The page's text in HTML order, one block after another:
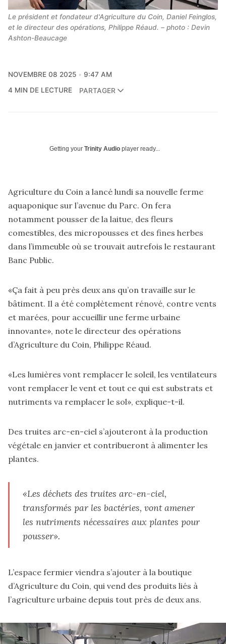
Le président et fondateur d'Agriculture du Coin, Daniel Feinglos,
et le directeur des opérations, Philippe Réaud. – photo : Devin
Ashton-Beaucage
NOVEMBRE 08 2025
9:47 AM
4 MIN DE LECTURE
PARTAGER
Getting your Trinity Audio player ready...
Agriculture du Coin a lancé lundi sa nouvelle ferme
aquaponique sur l’avenue du Parc. On fera
notamment pousser de la laitue, des fleurs
comestibles, des micropousses et des fines herbes
dans l’immeuble où se trouvait autrefois le restaurant
Banc Public.
«Ça fait à peu près deux ans qu’on travaille sur le
bâtiment. Il a été complètement rénové, contre vents
et marées, pour accueillir une ferme urbaine
innovante», note le directeur des opérations
d’Agriculture du Coin, Philippe Réaud.
«Les lumières vont remplacer le soleil, les ventilateurs
vont remplacer le vent et tout ce qui est substrats et
nutriments va remplacer le sol», explique-t-il.
Des truites arc-en-ciel s’ajouteront à la production
végétale en janvier et contribueront à alimenter les
plantes.
«Les déchets des truites arc-en-ciel,
transformés par les bactéries, vont amener
les nutriments nécessaires aux plantes pour
pousser».
L’espace fermier viendra s’ajouter à la boutique
d’Agriculture du Coin, qui vend des produits liés à
l’agriculture urbaine depuis tout près de deux ans.